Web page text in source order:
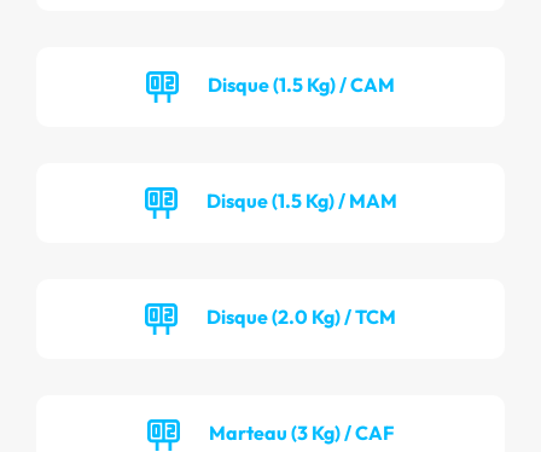
Disque (1.5 Kg) / CAM
Disque (1.5 Kg) / MAM
Disque (2.0 Kg) / TCM
Marteau (3 Kg) / CAF